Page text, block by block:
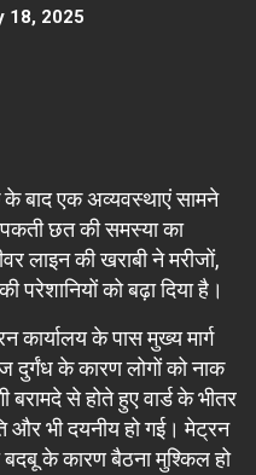
18, 2025
बाद एक अव्यवस्थाएं सामने
छत की समस्या का
लाइन की खराबी ने मरीजों,
परेशानियों को बढ़ा दिया है।
कार्यालय के पास मुख्य मार्ग
दुर्गंध के कारण लोगों को नाक
से होते हुए वार्ड के भीतर
और भी दयनीय हो गई। मेट्रन
बदबू के कारण बैठना मुश्किल हो